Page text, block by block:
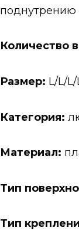
поднутрению
Количество
Размер: L/L/L/
Категория:
Материал:
Тип
Тип